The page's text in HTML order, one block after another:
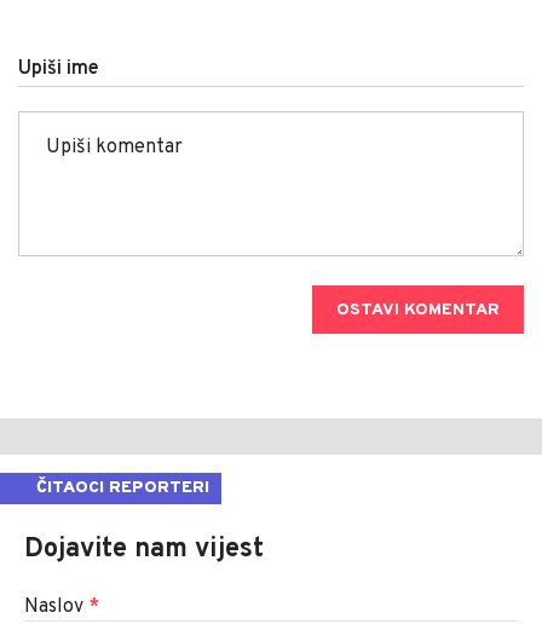
Upiši ime
OSTAVI KOMENTAR
ČITAOCI REPORTERI
Dojavite nam vijest
Naslov *